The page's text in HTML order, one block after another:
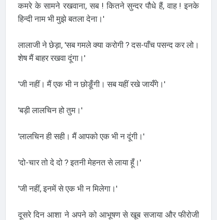
कमरे के सामने रखवाना, सब ! कितने सुन्दर पौधे हैं, वाह ! इनके
हिन्दी नाम भी मुझे बतला देना।'
लालाजी ने छेड़ा, 'सब गमले क्या करोगी ? दस-पाँच पसन्द कर लो।
शेष मैं बाहर रखवा दूंगा।'
'जी नहीं। मैं एक भी न छोङूँगी। सब यहीं रखे जायँगे।'
'बड़ी लालचिन हो तुम।'
'लालचिन ही सही। मैं आपको एक भी न दूंगी।'
'दो-चार तो दे दो ? इतनी मेहनत से लाया हूँ।'
'जी नहीं, इनमें से एक भी न मिलेगा।'
दूसरे दिन आशा ने अपने को आभूषण से खूब सजाया और फीरोजी